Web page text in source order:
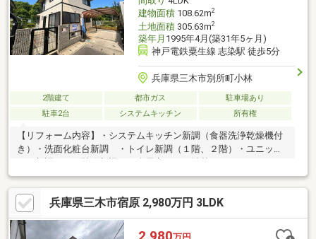
建物面積108.62m2
土地面積305.63m2
築年月 1995年4月(築31年5ヶ月)
神戸電鉄粟生線 志染駅 徒歩5分
兵庫県三木市別所町小林
2階建て 都市ガス
駐車場あり
駐車2台
システムキッチン 所有権
【リフォーム内容】・システムキッチン新調（食器洗浄乾燥機付
き）・洗面化粧台新調 ・トイレ新調（１階、２階）・ユニット
ロア貼替・玄関、全居室フロアタイル施工 ・ダウンライト、シ
ーリング交換・畳表替え ・襖貼替 ・障子貼替 ・１階建具、
窓枠フィルム施工・外壁一部塗装 ・ポスト交換 ・スイッチコ
ンセント交換・スリーブ、ガラリ交換・ハウスクリーニング ・
防蟻処理
兵庫県三木市宿原 2,980万円 3LDK